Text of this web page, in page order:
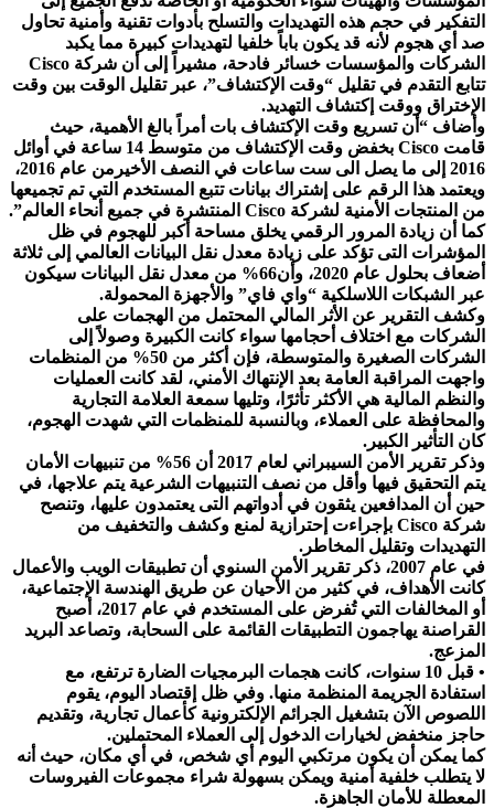
التفكير في حجم هذه التهديدات والتسلح بأدوات تقنية وأمنية تحاول
صد أي هجوم لأنه قد يكون باباً خلفيا لتهديدات كبيرة مما يكبد
الشركات والمؤسسات خسائر فادحة، مشيراً إلى أن شركة Cisco
تتابع التقدم في تقليل “وقت الإكتشاف”، عبر تقليل الوقت بين وقت
الإختراق ووقت إكتشاف التهديد.
وأضاف “أن تسريع وقت الإكتشاف بات أمراً بالغ الأهمية، حيث
قامت Cisco بخفض وقت الإكتشاف من متوسط 14 ساعة في أوائل
2016 إلى ما يصل الى ست ساعات في النصف الأخيرمن عام 2016،
ويعتمد هذا الرقم على إشتراك بيانات تتبع المستخدم التي تم تجميعها
من المنتجات الأمنية لشركة Cisco المنتشرة في جميع أنحاء العالم”.
كما أن زيادة المرور الرقمي يخلق مساحة أكبر للهجوم في ظل
المؤشرات التى تؤكد على زيادة معدل نقل البيانات العالمي إلى ثلاثة
أضعاف بحلول عام 2020، وأن66% من معدل نقل البيانات سيكون
عبر الشبكات اللاسلكية “واي فاي” والأجهزة المحمولة.
وكشف التقرير عن الأثر المالي المحتمل من الهجمات على
الشركات مع اختلاف أحجامها سواء كانت الكبيرة وصولاً إلى
الشركات الصغيرة والمتوسطة، فإن أكثر من 50% من المنظمات
واجهت المراقبة العامة بعد الإنتهاك الأمني، لقد كانت العمليات
والنظم المالية هي الأكثر تأثرًا، وتليها سمعة العلامة التجارية
والمحافظة على العملاء، وبالنسبة للمنظمات التي شهدت الهجوم،
كان التأثير الكبير.
وذكر تقرير الأمن السيبراني لعام 2017 أن 56% من تنبيهات الأمان
يتم التحقيق فيها وأقل من نصف التنبيهات الشرعية يتم علاجها، في
حين أن المدافعين يثقون في أدواتهم التى يعتمدون عليها، وتنصح
شركة Cisco بإجراءت إحترازية لمنع وكشف والتخفيف من
التهديدات وتقليل المخاطر.
في عام 2007، ذكر تقرير الأمن السنوي أن تطبيقات الويب والأعمال
كانت الأهداف، في كثير من الأحيان عن طريق الهندسة الإجتماعية،
أو المخالفات التي تُفرض على المستخدم في عام 2017، أصبح
القراصنة يهاجمون التطبيقات القائمة على السحابة، وتصاعد البريد
المزعج.
• قبل 10 سنوات، كانت هجمات البرمجيات الضارة ترتفع، مع
استفادة الجريمة المنظمة منها. وفي ظل إقتصاد اليوم، يقوم
اللصوص الآن بتشغيل الجرائم الإلكترونية كأعمال تجارية، وتقديم
حاجز منخفض لخيارات الدخول إلى العملاء المحتملين.
كما يمكن أن يكون مرتكبي اليوم أي شخص، في أي مكان، حيث أنه
لا يتطلب خلفية أمنية ويمكن بسهولة شراء مجموعات الفيروسات
المعطلة للأمان الجاهزة.